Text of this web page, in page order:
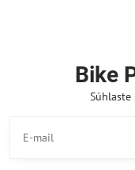
Bike
Súhlaste